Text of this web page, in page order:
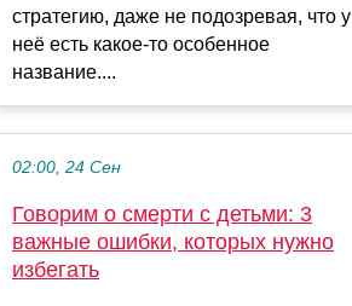
стратегию, даже не подозревая, что у
неё есть какое-то особенное
название....
02:00, 24 Сен
Говорим о смерти с детьми: 3
важные ошибки, которых нужно
избегать